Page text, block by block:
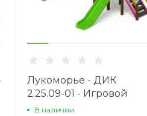
Лукоморье - ДИК
2.25.09-01 - Игровой
комплекс H=1200
В наличии